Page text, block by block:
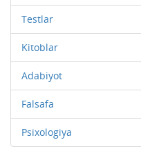
Testlar
Kitoblar
Adabiyot
Falsafa
Psixologiya